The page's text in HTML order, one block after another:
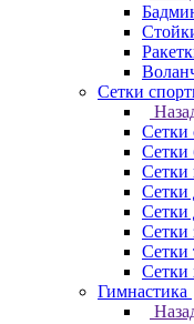
Сетки
Сетки
Сетки
Сетки
Сетки
Сетки
Сетки
Сетки
Сетки
Гимнастика